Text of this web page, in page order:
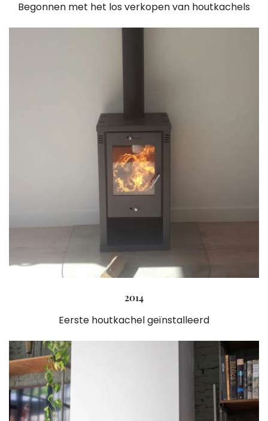
Begonnen met het los verkopen van houtkachels
2014
Eerste houtkachel geïnstalleerd